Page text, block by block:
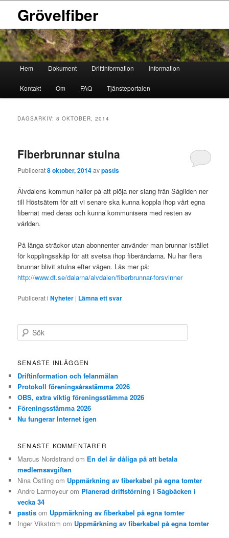
Grövelfiber
Huvudmeny
Hoppa
till
Hoppa
till
Hem Dokument Driftinformation Information
Kontakt Om FAQ Tjänsteportalen
DAGSARKIV:8 OKTOBER, 2014
Fiberbrunnar stulna
Publicerat8 oktober, 2014avpastis
Älvdalens kommun håller på att plöja ner slang från Sågliden ner
till Höstsätern för att vi senare ska kunna koppla ihop vårt egna
fibernät med deras och kunna kommunisera med resten av
världen.
På långa sträckor utan abonnenter använder man brunnar istället
för kopplingsskåp för att svetsa ihop fiberändarna. Nu har flera
brunnar blivit stulna efter vägen. Läs mer på:
http://www.dt.se/dalarna/alvdalen/fiberbrunnar-forsvinner
Publicerat i Nyheter | Lämna ett svar
ö
SENASTE INLÄGGEN
Driftinformation och felanmälan
Protokoll föreningsårsstämma 2026
OBS, extra viktig föreningsstämma 2026
Föreningsstämma 2026
Nu fungerar Internet igen
SENASTE KOMMENTARER
Marcus Nordstrand om En del är dåliga på att betala
medlemsavgiften
Nina Östling om Uppmärkning av fiberkabel på egna tomter
Andre Larmoyeur om Planerad driftstörning i Sågbäcken i
vecka 34
pastis om Uppmärkning av fiberkabel på egna tomter
Inger Vikström om Uppmärkning av fiberkabel på egna tomter